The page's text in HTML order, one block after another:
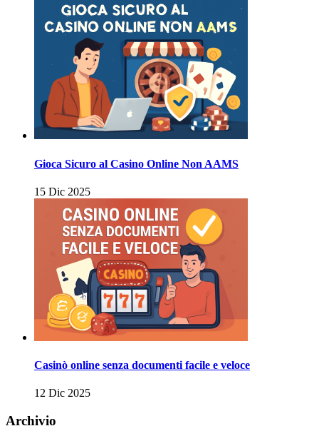
Gioca Sicuro al Casino Online Non AAMS
15 Dic 2025
Casinò online senza documenti facile e veloce
12 Dic 2025
Archivio